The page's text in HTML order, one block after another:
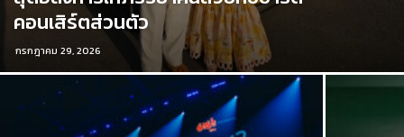
คอนเสิร์ตส่วนตัว
กรกฎาคม 29, 2026